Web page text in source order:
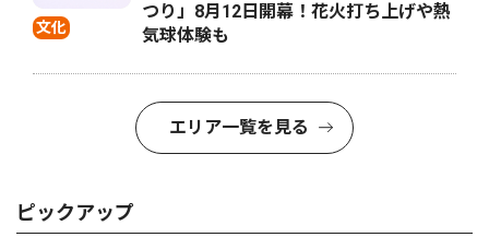
文化
つり」8月12日開幕！花火打ち上げや熱
気球体験も
エリア一覧を見る
ピックアップ